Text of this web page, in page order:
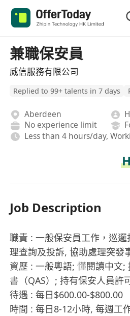
兼職保安員
威信服務有限公司
Replied to 99+ talents in 7 days
Aberdeen
No experience limit
Less than 4 hours/day,
Job Description
職責 : 一般保安員工作，巡
理查詢及投訴, 協助處理突發
資歷 : 一般粵語; 懂閱讀中文;
書（QAS）; 持有保安人員許
待遇 : 每日$600.00-$800.00
時間 : 每日8-12小時, 每週工